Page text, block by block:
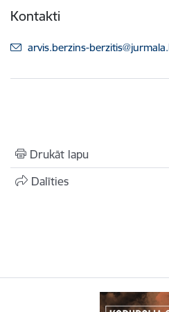
Kontakti
E-pasts:
arvis.berzins-
Drukāt lapu
Dalīties